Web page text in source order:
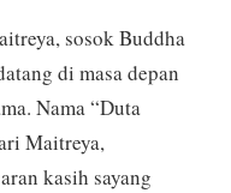
sosok Buddha
di masa depan
Nama “Duta
Maitreya,
kasih sayang